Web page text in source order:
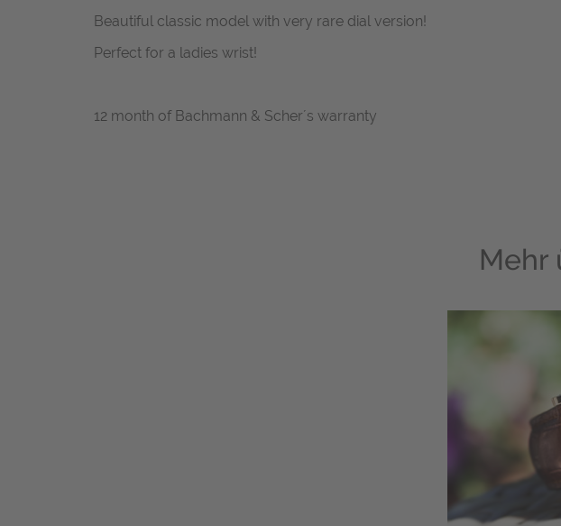
Beautiful classic model with very rare dial version!
Perfect for a ladies wrist!
12 month of Bachmann & Scher´s warranty
Mehr